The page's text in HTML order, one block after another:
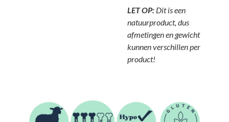
LET OP: Dit is een
natuurproduct, dus
afmetingen en gewicht
kunnen verschillen per
product!